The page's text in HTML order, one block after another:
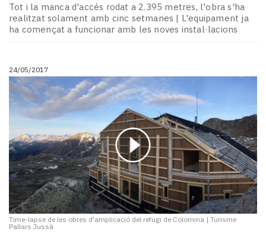
Tot i la manca d'accés rodat a 2.395 metres, l'obra s'ha
realitzat solament amb cinc setmanes | L'equipament ja
ha començat a funcionar amb les noves instal·lacions
24/05/2017
Time-lapse de les obres d'amplicació del refugi de Colomina | Turisme
Pallars Jussà